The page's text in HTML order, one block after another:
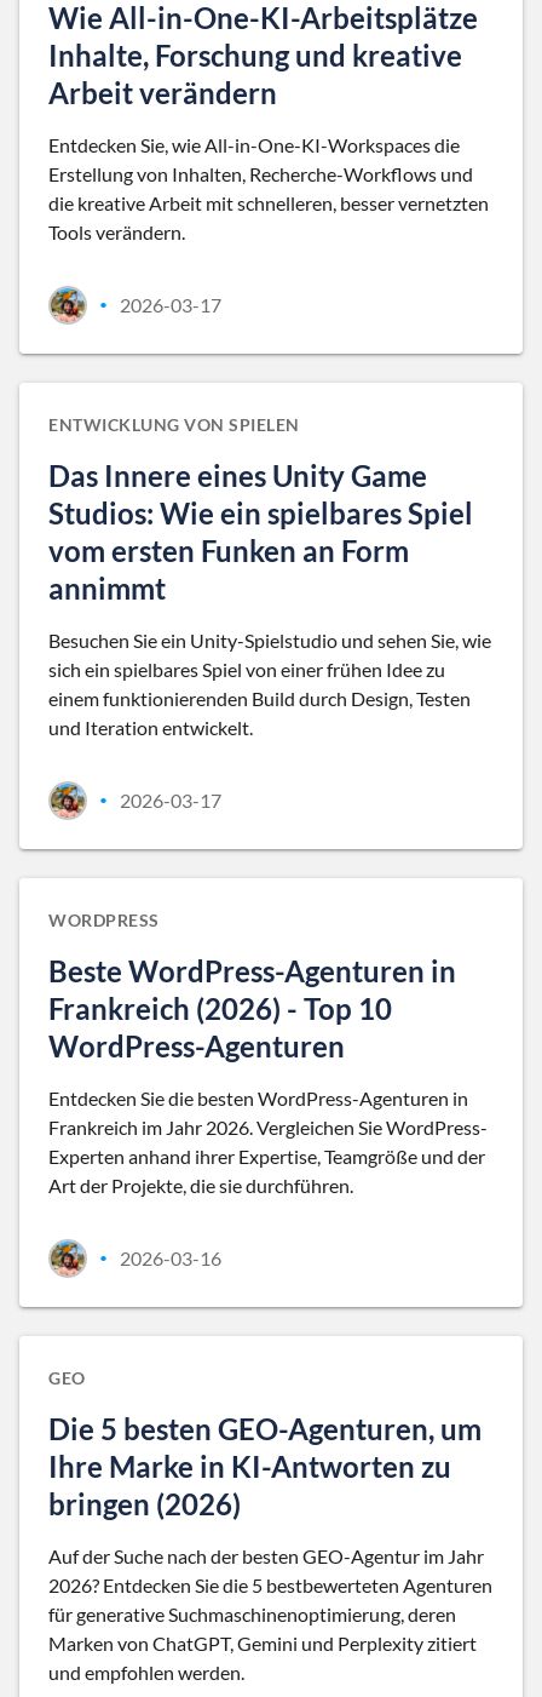
Wie All-in-One-KI-Arbeitsplätze
Inhalte, Forschung und kreative
Arbeit verändern
Entdecken Sie, wie All-in-One-KI-Workspaces die
Erstellung von Inhalten, Recherche-Workflows und
die kreative Arbeit mit schnelleren, besser vernetzten
Tools verändern.
• 2026-03-17
ENTWICKLUNG VON SPIELEN
Das Innere eines Unity Game
Studios: Wie ein spielbares Spiel
vom ersten Funken an Form
annimmt
Besuchen Sie ein Unity-Spielstudio und sehen Sie, wie
sich ein spielbares Spiel von einer frühen Idee zu
einem funktionierenden Build durch Design, Testen
und Iteration entwickelt.
• 2026-03-17
WORDPRESS
Beste WordPress-Agenturen in
Frankreich (2026) - Top 10
WordPress-Agenturen
Entdecken Sie die besten WordPress-Agenturen in
Frankreich im Jahr 2026. Vergleichen Sie WordPress-
Experten anhand ihrer Expertise, Teamgröße und der
Art der Projekte, die sie durchführen.
• 2026-03-16
GEO
Die 5 besten GEO-Agenturen, um
Ihre Marke in KI-Antworten zu
bringen (2026)
Auf der Suche nach der besten GEO-Agentur im Jahr
2026? Entdecken Sie die 5 bestbewerteten Agenturen
für generative Suchmaschinenoptimierung, deren
Marken von ChatGPT, Gemini und Perplexity zitiert
und empfohlen werden.